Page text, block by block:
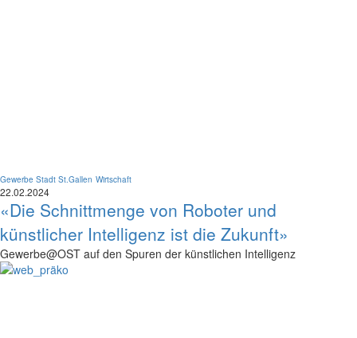
Gewerbe Stadt St.Gallen Wirtschaft
22.02.2024
«Die Schnittmenge von Roboter und
künstlicher Intelligenz ist die Zukunft»
Gewerbe@OST auf den Spuren der künstlichen Intelligenz